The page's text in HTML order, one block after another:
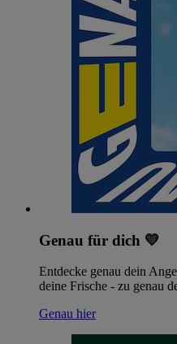
Genau für dich 💛
Entdecke genau dein
deine Frische - zu genau
Genau hier